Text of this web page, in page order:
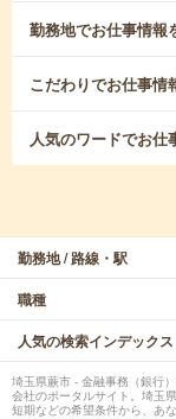
勤務地でお仕事情報
こだわりでお仕事情
人気のワードでお仕
勤務地 / 路線・駅
職種
人気の検索インデックス
埼玉県蕨市 - 金融事務（銀行
会社のポータルサイト。埼玉
短期などの希望条件から、あ